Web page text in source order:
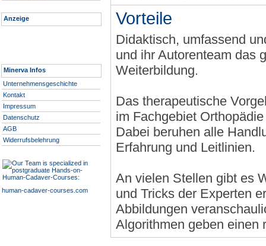
Anzeige
Minerva Infos
Unternehmensgeschichte
Kontakt
Impressum
Datenschutz
AGB
Widerrufsbelehrung
human-cadaver-courses.com
Vorteile
Didaktisch, umfassend
und ihr Autorenteam das
Weiterbildung.
Das therapeutische
im Fachgebiet
Dabei beruhen alle
Erfahrung und Leitlinien.
An vielen Stellen gibt es
und Tricks der Experten
Abbildungen
Algorithmen geben einen